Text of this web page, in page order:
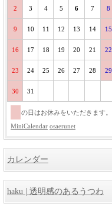
2 3 4 5 6 7 8
9 10 11 12 13 14 15
16 17 18 19 20 21 22
23 24 25 26 27 28 29
30 31
の日はお休みをいただきます。
MiniCalendar osaerunet
カレンダー
haku | 透明感のあるうつわ